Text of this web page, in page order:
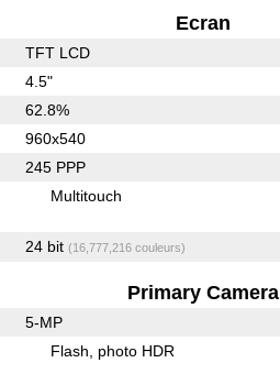
Ecran
TFT LCD
4.5"
62.8%
960x540
245 PPP
Multitouch
24 bit (16,777,216 couleurs)
Primary Camera
5-MP
Flash photo HDR